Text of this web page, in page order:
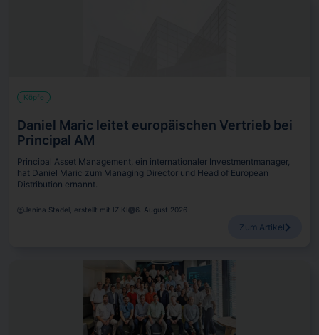
Köpfe
Daniel Maric leitet europäischen Vertrieb bei
Principal AM
Principal Asset Management, ein internationaler Investmentmanager,
hat Daniel Maric zum Managing Director und Head of European
Distribution ernannt.
Janina Stadel, erstellt mit IZ KI 6. August 2026
Zum Artikel